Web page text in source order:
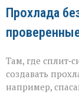
Прохлада
Там, где
создавать
например,